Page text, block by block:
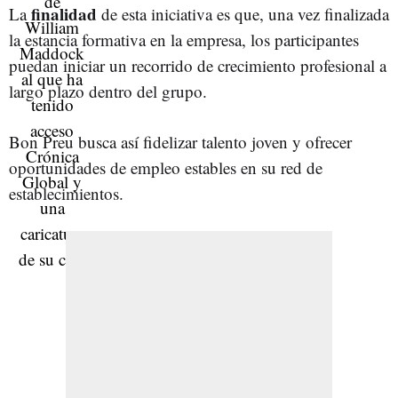
Lafinalidad de esta iniciativa es que, una vez finalizada
la estancia formativa en la empresa, los participantes
puedan iniciar un recorrido de crecimiento profesional a
largo plazo dentro del grupo.
Bon Preu busca así fidelizar talento joven y ofrecer
oportunidades de empleo estables en su red de
establecimientos.